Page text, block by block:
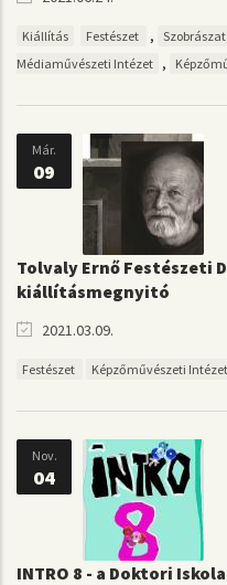
Kiállítás Festészet , Szobrászat
Médiaművészeti Intézet ,
Már.
09
Tolvaly Ernő Festészeti
kiállításmegnyitó
2021.03.09.
Festészet Képzőművészeti Intézet
Nov.
04
INTRO 8 - a Doktori